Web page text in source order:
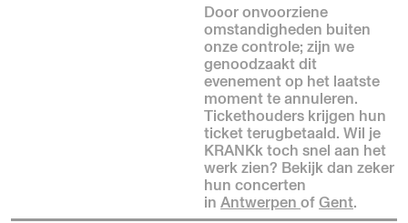
Door onvoorziene
omstandigheden buiten
onze controle; zijn we
genoodzaakt dit
evenement op het laatste
moment te annuleren.
Tickethouders krijgen hun
ticket terugbetaald. Wil je
KRANKk toch snel aan het
werk zien? Bekijk dan zeker
hun concerten
in Antwerpen ofGent.